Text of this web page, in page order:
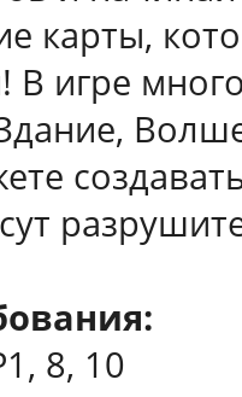
карты,
В игре
8, 10